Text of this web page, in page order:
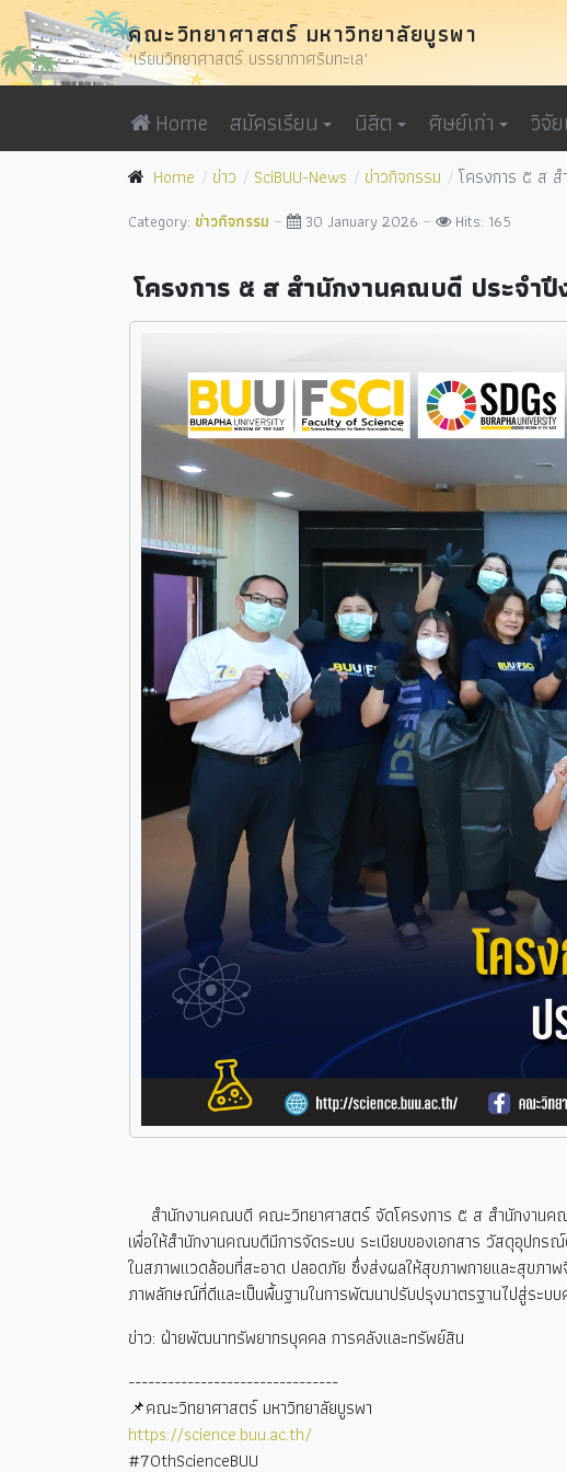
คณะวิทยาศาสตร์ มหาวิทยาลัยบูรพา
"เรียนวิทยาศาสตร์ บรรยากาศริมทะเล"
Home สมัครเรียน นิสิต ศิษย์เก่า วิจั
Home ข่าว SciBUU-News ข่าวกิจกรรม โครงการ ๕ ส
Category: ข่าวกิจกรรม 30 January 2026 Hits: 165
โครงการ ๕ ส สำนักงานคณบดี ประจำ
สำนักงานคณบดี คณะวิทยาศาสตร์ จัดโครงการ ๕ ส สำนักงาน
เพื่อให้สำนักงานคณบดีมีการจัดระบบ ระเบียบของเอกสาร วัสดุอุปก
ในสภาพแวดล้อมที่สะอาด ปลอดภัย ซึ่งส่งผลให้สุขภาพกายและสุขภาพ
ภาพลักษณ์ที่ดีและเป็นพื้นฐานในการพัฒนาปรับปรุงมาตรฐานไปสู่ระ
ข่าว: ฝ่ายพัฒนาทรัพยากรบุคคล การคลังและทรัพย์สิน
--------------------------------
📌คณะวิทยาศาสตร์ มหาวิทยาลัยบูรพา
https://science.buu.ac.th/
#70thScienceBUU